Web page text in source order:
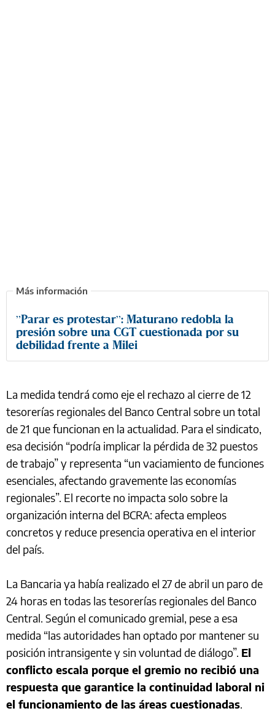
”Parar es protestar”: Maturano redobla la
presión sobre una CGT cuestionada por su
debilidad frente a Milei
La medida tendrá como eje el rechazo al cierre de 12
tesorerías regionales del Banco Central sobre un total
de 21 que funcionan en la actualidad. Para el sindicato,
esa decisión “podría implicar la pérdida de 32 puestos
de trabajo” y representa “un vaciamiento de funciones
esenciales, afectando gravemente las economías
regionales”. El recorte no impacta solo sobre la
organización interna del BCRA: afecta empleos
concretos y reduce presencia operativa en el interior
del país.
La Bancaria ya había realizado el 27 de abril un paro de
24 horas en todas las tesorerías regionales del Banco
Central. Según el comunicado gremial, pese a esa
medida “las autoridades han optado por mantener su
posición intransigente y sin voluntad de diálogo”. El
conflicto escala porque el gremio no recibió una
respuesta que garantice la continuidad laboral ni
el funcionamiento de las áreas cuestionadas.